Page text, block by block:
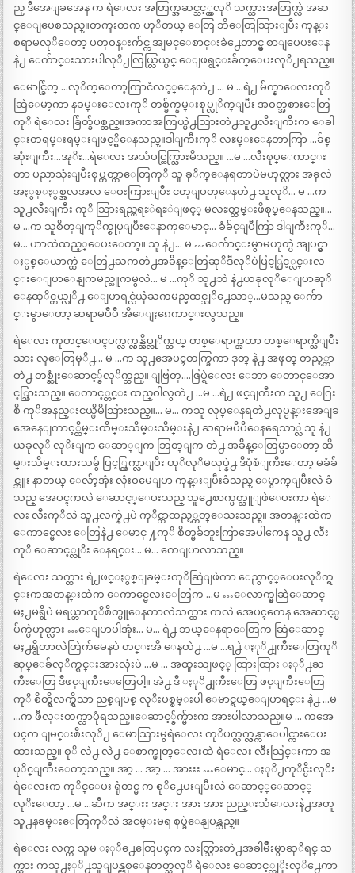
ည္ ဒီအေျခအေန က ရဲေလး အတြက္အဆင္သင့္လွလုိ သက္ထားအတြက္လဲ အဆ
င္ေျပေစသည္။တကူးတက ဟုိတယ္ ေတြ ဘိေတြသြားျပီး ကုန္း
စရာမလုိေတာ့ ပတ္ဝန္းက်င္က အျမင္ေစာင္းခဲ႕ေတာင္မွ စာျပေပးေန
နဲ႕ ေက်ာင္းသားပါလုိ႕လြယ္လြယ္ပင္ ေျဖရွင္းခ်က္ေပးလုိ႕ရသည္။
ေမာင္ခ်ြတ္ …လုိက္ေတာ့ကြာငံလင့္ေနတဲ႕ … မ …ရဲ႕ မ်က္နာေလးကုိ
ဆြဲေမာ့ကာ နခမ္းေလးကုိ တစ္ခ်က္နမ္းစုပ္လုိက္ျပီး အဝတ္အစားေတြ
ကုိ ရဲေလး ခ်ြတ္ခ်ပစ္သည္။အကာအကြယ္မဲ႕သြားတဲ႕သူ႕လီးျကီးက ေခါ
င္းတရမ္းရမ္းျဖင့္ရွိေနသည္။ဒါျကီးကုိ လႊမ္းေနတာကြာ …ခ်စ္
ဆုံးျကီး…အုိး…ရဲေလး အသံပင္ထြက္သြားမိသည္။ …မ …လီးစုပ္ေကာင္း
တာ ပညာသုံးျပီးစုပ္တတ္တာေတြကုိ သူ ခုိက္ေနရတာပဲမဟုတ္လား အခုလဲ
အႏွစ္ႏွစ္အလအလ ေဝးကြားျပီး ငတ္ျပတ္ေနတဲ႕ သူလုိ… မ …က
သူ႕လီးျကီး ကုိ သြားရည္တရႊဲရႊဲျဖင့္ မလႊတ္တမ္းဖိစုပ္ေနသည္။…
မ …က သူစိတ္ျကုိက္စုပ္ျပီးေနာက္ေမာင္… ခံခ်င္ျပီကြာ ဒါျကီးကုိ…
မ… ဟာထဲထည့္ေပးေတာ့။ သူ နဲ႕… မ …ေက်ာင္းမွာမဟုတ္ပဲ အျပင္မွာ
ႏွစ္ေယာက္ထဲ ေတြ႕ႀကတဲ႕အခ်ိန္ေတြဆုိဒီလုိပဲပြင့္ပြင့္လင္းလ
င္းေျပာေနျကမည္သူကမွလဲ… မ …ကုိ သူ႕ဘဲ နဲ႕ယခုလုိေျပာဆုိ
ေနထုိင္တယ္လုိ႕ ေျပာရင္လဲယုံႀကမည္မထင္သုိ႕ေသာ္…မသည္ ေက်ာ
င္းမွာေတာ့ ဆရာမပီပီ အိေျႏၵေကာင္းလွသည္။
ရဲေလး ကုတင္ေပၚပက္လက္လွန္အိပ္လုိက္တယ္ တစ္ေရာက္အထာ တစ္ေရာက္သိျပီး
သား လူေတြမုိ႕… မ …က သူ႕အေပၚတက္ခြကာ ဒုတ္ နဲ႕ အဖုတ္ တည့္တာ
တဲ႕ တစ္ဆုံးေဆာင့္ခ်လုိက္သည္။ ျဗြတ္.…ဇြပ္ရဲေလး ေဘာ ေတာင္ေအာ
င့္သြားသည္။ ေတာင့္တင္း ထည္ဝါလွတဲ႕ …မ …ရဲ႕ ဖင္ျကီးက သူ႕ ေဂြး
စိ ကုိအနည္းငယ္ဖိမိသြားသည္။… မ… ကသူ လုပ္ေနရတဲ႕လုပ္ငန္းအေျခ
အေနေျကာင့္ထိမ္းထိမ္းသိမ္းသိမ္းနဲ႕ ဆရာမပီပီေနရေသာ္လဲ သူ နဲ႕
ယခုလုိ လုိးျက ေဆာ္ျက ဘြတ္ျက တဲ႕ အခ်ိန္ေတြမွာေတာ့ ထိ
မ္းသိမ္းထားသမ်ွ ပြင့္ထြက္လာျပီး ဟုိလုိမလုပ္နဲ႕ ဒီပုံစံျကီးေတာ့ မခံခ်
င္ဘူး နာတယ္ ေလ်ာ့အုံး လုံးဝမေျပာ ကုန္းျပီးခံသည္ ေမွာက္ျပီးလဲ ခံ
သည္ အေပၚကလဲ ေဆာင့္ေပးသည္ သူ႕ေစာက္ပတ္သူျဖဲေပးကာ ရဲေ
လး လီးကုိလဲ သူ႕လက္နဲ႕ပဲ ကုိင္ကာထည့္တတ္ေသးသည္။ အတန္းထဲက
ေကာင္မေလး ေတြနဲ႕ ေမာင္ ႔ကုိ စိတ္မခ်ဘူးကြာအေပါကေန သူ႕ လီး
ကုိ ေဆာင့္လုိး ေနရင္း… မ… ကေျပာလာသည္။
ရဲေလး သက္ထား ရဲ႕ဖင္ႏွစ္ျခမ္းကုိဆြဲျဖဲကာ ေညွာင့္ေပးလုိက္ရ
င္းကအတန္းထဲက ေကာင္မေလးေတြက …မ …ေလာက္မွဆြဲေဆာင္
မႈ႕မရွိပဲ မရယ္ဘာကုိစိတ္ပူေနတာလဲသက္ထား ကလဲ အေပၚကေန အေဆာင့္မ
ပ်က္ပဲဟုတ္လား …ေျပာပါအုံး… မ… ရဲ႕ ဘယ္ေနရာေတြက ဆြဲေဆာင္
မႈ႕ရွိတာလဲတြဲက်မေနပဲ တင္းအိ ေနတဲ႕ …မ …ရ႕ဲ ႏုိ႕ျကီးေတြကုိ
ဆုပ္ေခ်လုိက္ရင္းအားလုံးပဲ …မ … အထူးသျဖင့္ ထြားထြား ႏုိ႕ႀ
ကီးေတြ ဒီဖင္ျကီးေတြေပါ့။ အဲ႕ ဒီ ႏုိ႕ျကီးေတြ ဖင္ျကီးေတြ
ကုိ စိတ္ရွိလက္ရွိသာ ညစ္ျပစ္ လုိးပစ္စမ္းပါ ေမာင္ရယ္ေျပာရင္း နဲ႕ …မ
…က ဖီလ္းတက္လာပုံရသည္။ေဆာင့္ခ်က္မ်ားက အားပါလာသည္။မ … ကအေ
ပၚက ျမင္းစီးလုိ႕ ေမာသြားမွရဲေလး ကုိပက္လက္လွန္ကာေပါင္ကားေပး
ထားသည္။ စုိ လဲ႕ လဲ႕ ေစာက္ဖုတ္ေလးထဲ ရဲေလး လီးသြင္းကာ အ
ပုိင္ျကဳံးေတာ့သည္။ အာ့ … အာ့ … အားးး …ေမာင္… ႏုိ႕ကုိင္ပီးလုိး
ရဲေလးက ကုိင္ေပး ရုံတင္မ က စုိ႕ေပးျပီးလဲ ေဆာင့္ေဆာင့္
လုိးေတာ့ …မ …ဆီက အင္းး အင္း အား အား ညည္းသံေလးနဲ႕အတူ
သူ႕နခမ္းေတြကုိလဲ အငမ္းမရ စုပ္ခဲေနျပန္သည္။
ရဲေလး လက္က သူမ ႏုိ႕ေတြေပၚက လႊတ္သြားတဲ႕အခါမ်ဳိးမွာဆုိရင္ သ
က္ထား ကသူ႕ႏုိ႕သူျပန္ညစ္ေနတတ္သလုိ ရဲေလး ေဆာင့္လုိူးလုိ႕ေကာ